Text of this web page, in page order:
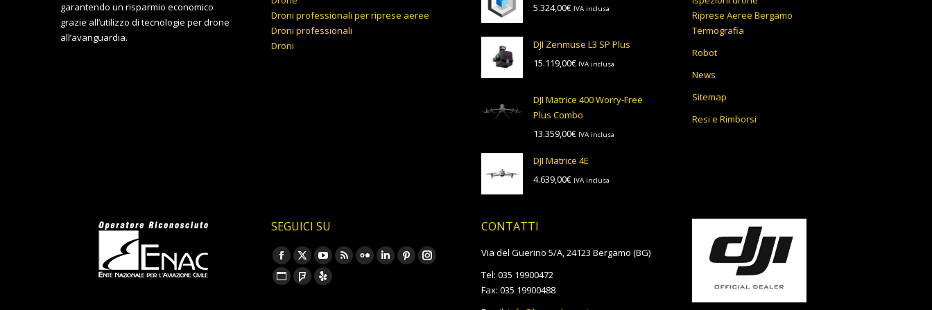
garantendo un risparmio economico
grazie all’utilizzo di tecnologie per drone
all’avanguardia.
Droni professionali per riprese aeree
Droni professionali
Droni
6.956,00€.
5.324,00€ IVA inclusa
DJI Zenmuse L3 SP Plus
15.119,00€ IVA inclusa
DJI Matrice 400 Worry-Free
Plus Combo
13.359,00€ IVA inclusa
DJI Matrice 4E
4.639,00€ IVA inclusa
Riprese Aeree Bergamo
Termografia
Robot
News
Sitemap
Resi e Rimborsi
SEGUICI SU
Ci puoi trovare su:
Facebook
page
X
page
YouTube
page
Rss FlickrLinkedinPinterestInstagram
Sito Foursquare
Yelp
CONTATTI
Via del Guerino 5/A, 24123 Bergamo (BG)
Tel: 035 19900472
Fax: 035 19900488